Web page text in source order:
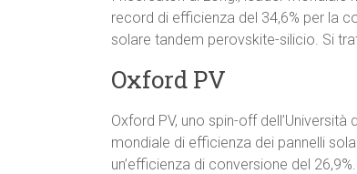
record di efficienza del 34,6% per la
solare tandem perovskite-silicio. Si
Oxford PV
Oxford PV, uno spin-off
mondiale di efficienza dei pannelli
un’efficienza di conversione del 26,9%.